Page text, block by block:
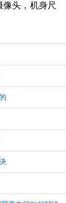
头，机身尺